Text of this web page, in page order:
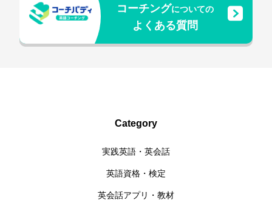
コーチングについての
よくある質問
Category
実践英語・英会話
英語資格・検定
英会話アプリ・教材